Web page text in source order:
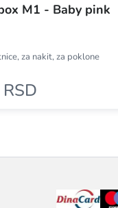
M1 - Baby pink
za nakit, za poklone